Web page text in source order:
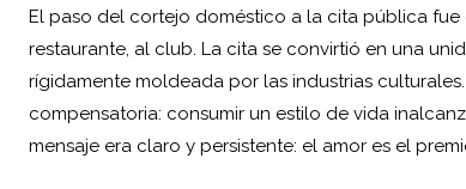
El paso del cortejo doméstico a la cita pública
restaurante, al club. La cita se convirtió en una
rígidamente moldeada por las industrias
compensatoria: consumir un estilo de vida
mensaje era claro y persistente: el amor es el